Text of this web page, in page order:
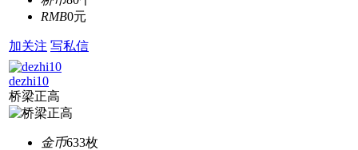
RMB0元
加关注 写私信
dezhi10
桥梁正高
金币633枚